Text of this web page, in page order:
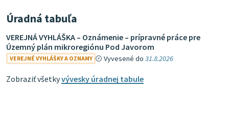
Úradná tabuľa
VEREJNÁ VYHLÁŠKA – Oznámenie – prípravné práce pre
Územný plán mikroregiónu Pod Javorom
VEREJNÉ VYHLÁŠKY A OZNAMY Vyvesené do31.8.2026
Zobraziť všetkyvývesky úradnej tabule